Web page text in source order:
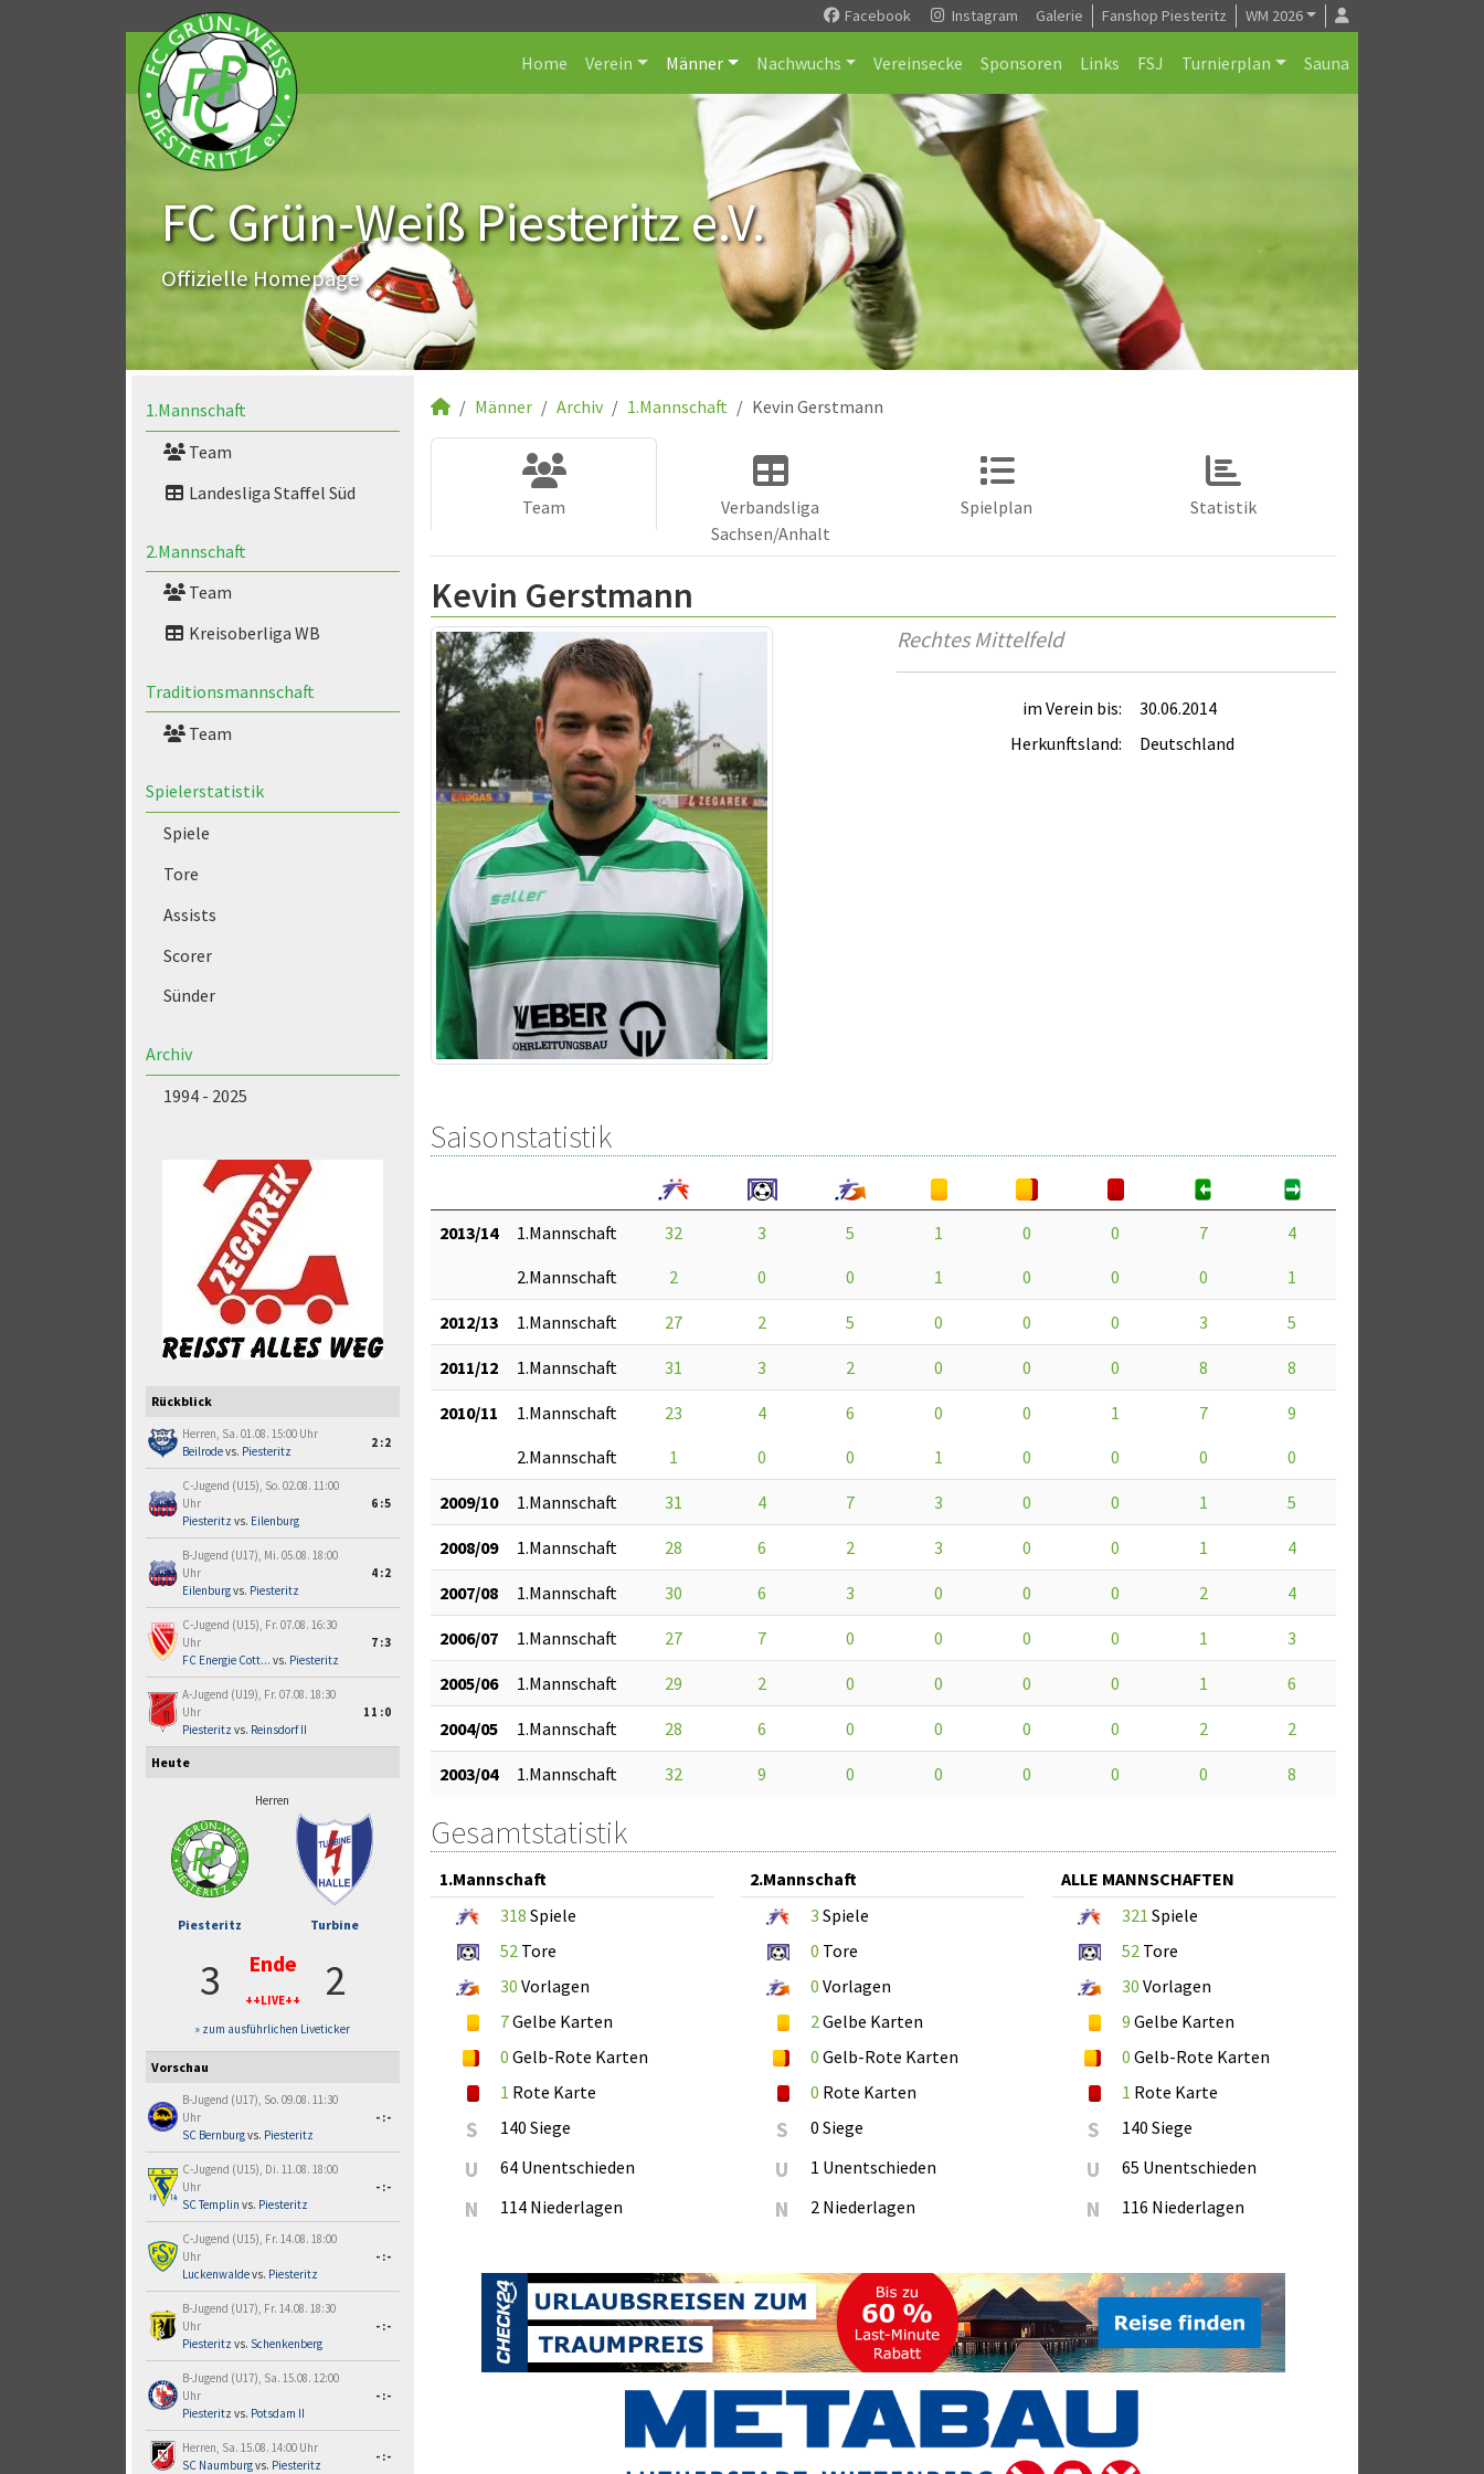
Facebook Instagram Galerie Fanshop Piesteritz WM 2026
Home Verein Männer Nachwuchs Vereinsecke Sponsoren Links FSJ Turnierplan Sauna
FC Grün-Weiß Piesteritz e.V.
Offizielle Homepage
1.Mannschaft
Team
Landesliga Staffel Süd
2.Mannschaft
Team
Kreisoberliga WB
Traditionsmannschaft
Team
Spielerstatistik
Spiele
Tore
Assists
Scorer
Sünder
Archiv
1994 - 2025
Rückblick
Herren, Sa. 01.08. 15:00 Uhr
Beilrodevs. Piesteritz
2:2
C-Jugend (U15), So. 02.08. 11:00
Uhr
Piesteritz vs. Eilenburg
6:5
B-Jugend (U17), Mi. 05.08. 18:00
Uhr
Eilenburgvs. Piesteritz
4:2
C-Jugend (U15), Fr. 07.08. 16:30
Uhr
FC Energie Cott... vs. Piesteritz
7:3
A-Jugend (U19), Fr. 07.08. 18:30
Uhr
Piesteritz vs. Reinsdorf II
11:0
Heute
Herren
Piesteritz Turbine
3 Ende
++LIVE++ 2
» zum ausführlichen Liveticker
Vorschau
B-Jugend (U17), So. 09.08. 11:30
Uhr
SC Bernburgvs. Piesteritz
-:-
C-Jugend (U15), Di. 11.08. 18:00
Uhr
SC Templin vs. Piesteritz
-:-
C-Jugend (U15), Fr. 14.08. 18:00
Uhr
Luckenwaldevs. Piesteritz
-:-
B-Jugend (U17), Fr. 14.08. 18:30
Uhr
Piesteritz vs. Schenkenberg
-:-
B-Jugend (U17), Sa. 15.08. 12:00
Uhr
Piesteritz vs. Potsdam II
-:-
Herren, Sa. 15.08. 14:00 Uhr
SC Naumburgvs. Piesteritz
-:-
Männer Archiv 1.Mannschaft Kevin Gerstmann
Team
Verbandsliga
Sachsen/Anhalt
Spielplan Statistik
Kevin Gerstmann
Rechtes Mittelfeld
im Verein bis:
30.06.2014
Herkunftsland:
Deutschland
Saisonstatistik
2013/14 1.Mannschaft 32 3 5 1 0 0 7
4
2.Mannschaft
2 0 0 1 0 0 0 1
2012/13 1.Mannschaft 27 2 5 0 0 0 3 5
2011/12 1.Mannschaft 31 3 2 0 0 0 8 8
2010/11 1.Mannschaft 23 4 6 0 0 1 7
9
2.Mannschaft
1 0 0 1 0 0 0 0
2009/10 1.Mannschaft 31 4 7 3 0 0 1 5
2008/09 1.Mannschaft 28 6 2 3 0 0 1 4
2007/08 1.Mannschaft 30 6 3 0 0 0 2 4
2006/07 1.Mannschaft 27 7 0 0 0 0 1 3
2005/06 1.Mannschaft 29 2 0 0 0 0 1 6
2004/05 1.Mannschaft 28 6 0 0 0 0 2 2
2003/04 1.Mannschaft 32 9 0 0 0 0 0 8
Gesamtstatistik
1.Mannschaft
318 Spiele
52 Tore
30 Vorlagen
7Gelbe Karten
0 Gelb-Rote Karten
1 Rote Karte
S 140 Siege
U 64 Unentschieden
N 114 Niederlagen
2.Mannschaft
3 Spiele
0 Tore
0 Vorlagen
2 Gelbe Karten
0 Gelb-Rote Karten
0 Rote Karten
S 0 Siege
U 1 Unentschieden
N 2 Niederlagen
ALLE MANNSCHAFTEN
321 Spiele
52 Tore
30 Vorlagen
9 Gelbe Karten
0 Gelb-Rote Karten
1 Rote Karte
S 140 Siege
U 65 Unentschieden
N 116 Niederlagen